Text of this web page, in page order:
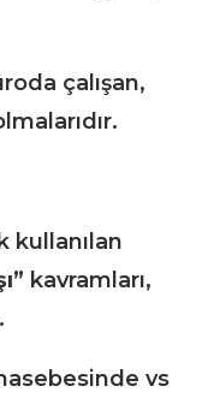
çalışan,
kullanılan
kavramları,
vs